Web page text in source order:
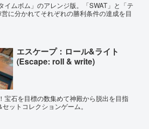
イムボム」のアレンジ版。「SWAT」と「テ
に分かれてそれぞれの勝利条件の達成を目
エスケープ：ロール&ライト
(Escape: roll & write)
宝石を目標の数集めて神殿から脱出を目指
ットコレクションゲーム。